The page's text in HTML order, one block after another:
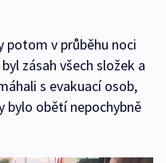
potom v průběhu noci
zásah všech složek a
s evakuací osob,
bylo obětí nepochybně